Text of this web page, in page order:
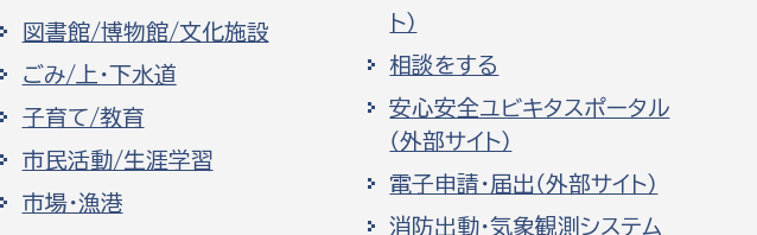
図書館/博物館/文化施設
ごみ/上・下水道
子育て/教育
市民活動/生涯学習
市場・漁港
ト）
相談をする
安心安全ユビキタスポータル
（外部サイト）
電子申請・届出（外部サイト）
消防出動・気象観測システム